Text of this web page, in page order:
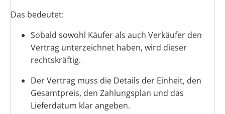
Das bedeutet:
Sobald sowohl Käufer als auch Verkäufer den
Vertrag unterzeichnet haben, wird dieser
rechtskräftig.
Der Vertrag muss die Details der Einheit, den
Gesamtpreis, den Zahlungsplan und das
Lieferdatum klar angeben.